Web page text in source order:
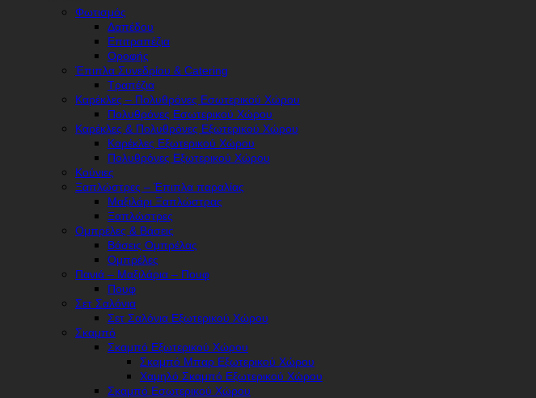
Φωτισμός
Δαπέδου
Επιτραπέζια
Οροφής
Έπιπλα Συνεδρίου & Catering
Τραπέζια
Καρέκλες – Πολυθρόνες Εσωτερικού Χώρου
Πολυθρόνες Εσωτερικού Χώρου
Καρέκλες & Πολυθρόνες Εξωτερικού Χώρου
Καρέκλες Εξωτερικού Χώρου
Πολυθρόνες Εξωτερικού Χώρου
Κούνιες
Ξαπλώστρες – Έπιπλα παραλίας
Μαξιλάρι Ξαπλώστρας
Ξαπλώστρες
Ομπρέλες & Βάσεις
Βάσεις Ομπρέλας
Ομπρέλες
Πανιά – Μαξιλάρια – Πουφ
Πουφ
Σετ Σαλόνια
Σετ Σαλόνια Εξωτερικού Χώρου
Σκαμπό
Σκαμπό Εξωτερικού Χώρου
Σκαμπό Μπαρ Εξωτερικού Χώρου
Χαμηλό Σκαμπό Εξωτερικού Χώρου
Σκαμπό Εσωτερικού Χώρου